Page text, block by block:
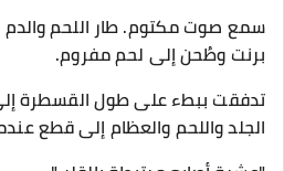
سمع صوت مكتوم. طار اللحم والدم
برنت وطُحن إلى لحم مفروم.
تدفقت ببطء على طول القسطرة
الجلد واللحم والعظام إلى قطع